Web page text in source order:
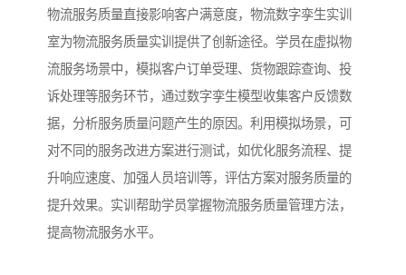
物流服务质量直接影响客户满意度，物流数字孪生实训
室为物流服务质量实训提供了创新途径。学员在虚拟物
流服务场景中，模拟客户订单受理、货物跟踪查询、投
诉处理等服务环节，通过数字孪生模型收集客户反馈数
据，分析服务质量问题产生的原因。利用模拟场景，可
对不同的服务改进方案进行测试，如优化服务流程、提
升响应速度、加强人员培训等，评估方案对服务质量的
提升效果。实训帮助学员掌握物流服务质量管理方法，
提高物流服务水平。​